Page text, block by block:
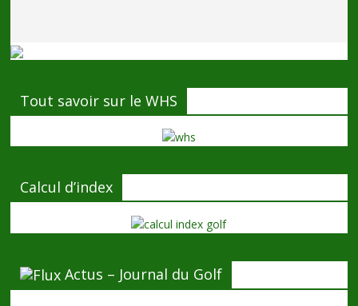
Tout savoir sur le WHS
Calcul d’index
Actus – Journal du Golf